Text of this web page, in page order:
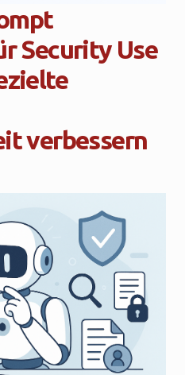
Security Use
verbessern